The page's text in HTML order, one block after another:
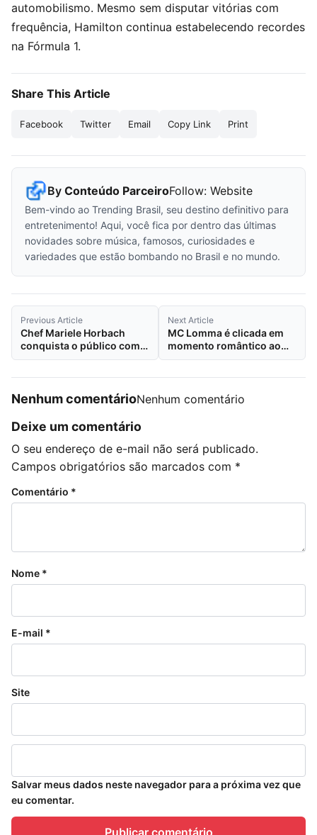
automobilismo. Mesmo sem disputar vitórias com
frequência, Hamilton continua estabelecendo recordes
na Fórmula 1.
Share This Article
Facebook Twitter Email Copy Link Print
By Conteúdo ParceiroFollow: Website
Bem-vindo ao Trending Brasil, seu destino definitivo para
entretenimento! Aqui, você fica por dentro das últimas
novidades sobre música, famosos, curiosidades e
variedades que estão bombando no Brasil e no mundo.
Previous Article
Chef Mariele Horbach
conquista o público como
jurada do reality
Next Article
MC Lomma é clicada em
momento romântico ao
lado do namorado atleta
Nenhum comentárioNenhum comentário
Deixe um comentário
O seu endereço de e-mail não será publicado.
Campos obrigatórios são marcados com *
Comentário *
Nome *
E-mail *
Site
Salvar meus dados neste navegador para a próxima vez que
eu comentar.